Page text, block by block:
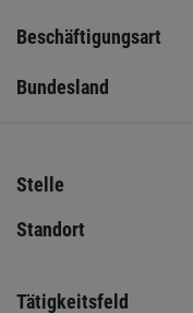
Beschäftigungsart
Bundesland
Stelle
Standort
Tätigkeitsfeld